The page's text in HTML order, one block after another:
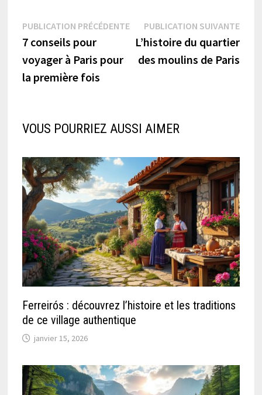
Navigation
de
l’article
PUBLICATION PRÉCÉDENTEPublication
précédente :
7 conseils pour
voyager à Paris pour
la première fois
PUBLICATION SUIVANTE
L’histoire du quartier
des moulins de Paris
VOUS POURRIEZ AUSSI AIMER
Ferreirós : découvrez l’histoire et les traditions
de ce village authentique
janvier 15, 2026